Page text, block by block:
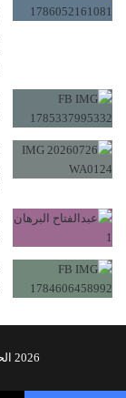
2026 الحقوق محفوظة لـ صحيفة النيل الالكترونية